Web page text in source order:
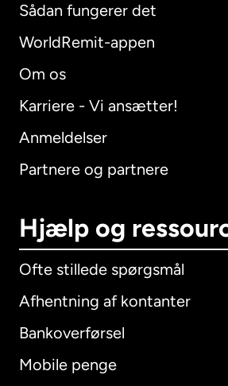
Sådan fungerer det
WorldRemit-appen
Om os
Karriere - Vi ansætter!
Anmeldelser
Partnere og partnere
Hjælp og
Ofte stillede spørgsmål
Afhentning af kontanter
Bankoverførsel
Mobile penge